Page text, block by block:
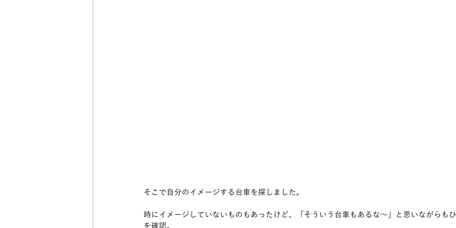
そこで自分のイメージする台車を探しました。
時にイメージしていないものもあったけど、「そういう台車もあるな～」と思いながらも
を確認。